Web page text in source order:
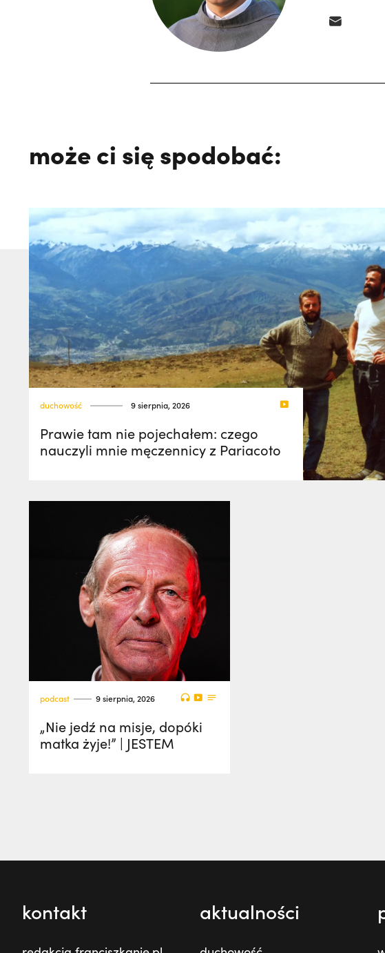
może ci się spodobać:
duchowość 9 sierpnia, 2026
Prawie tam nie pojechałem: czego
nauczyli mnie męczennicy z Pariacoto
podcast 9 sierpnia, 2026
„Nie jedź na misje, dopóki
matka żyje!” | JESTEM
kontakt aktualności